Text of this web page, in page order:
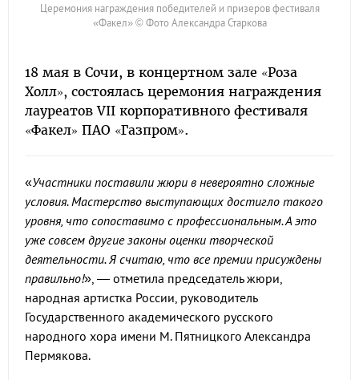
Церемония награждения победителей и призеров фестиваля
«Факел» © Фото Александра Старкова
18 мая в Сочи, в концертном зале «Роза
Холл», состоялась церемония награждения
лауреатов VII корпоративного фестиваля
«Факел» ПАО «Газпром».
«Участники поставили жюри в невероятно сложные
условия. Мастерство выступающих достигло такого
уровня, что сопоставимо с профессиональным. А это
уже совсем другие законы оценки творческой
деятельности. Я считаю, что все премии присуждены
правильно!», — отметила председатель жюри,
народная артистка России, руководитель
Государственного академического русского
народного хора имени М. Пятницкого Александра
Пермякова.